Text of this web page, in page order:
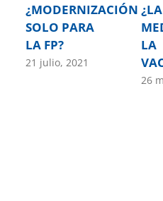
¿MODERNIZACIÓN
SOLO PARA
LA FP?
21 julio, 2021
LA
26